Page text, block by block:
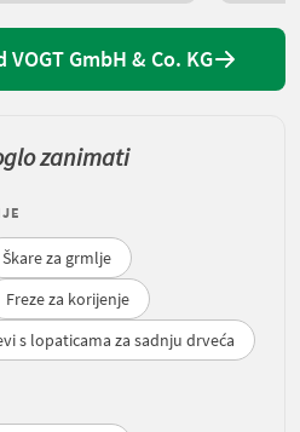
GmbH & Co. KG
zanimati
Škare za grmlje
Freze za korijenje
s lopaticama za sadnju drveća